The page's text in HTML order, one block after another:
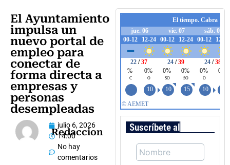
El Ayuntamiento
impulsa un
nuevo portal de
empleo para
conectar de
forma directa a
empresas y
personas
desempleadas
Redaccion
julio 6, 2026
14:00
No hay
comentarios
Suscríbete al boletín